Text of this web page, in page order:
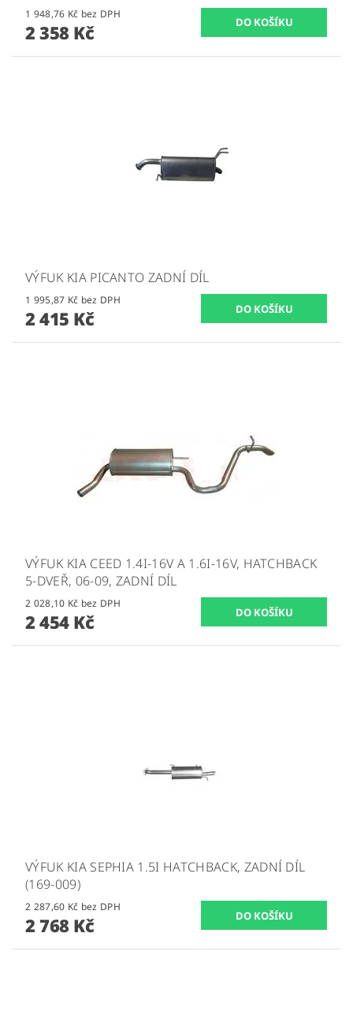
1 948,76 Kč bez DPH
2 358 Kč
VÝFUK KIA PICANTO ZADNÍ DÍL
1 995,87 Kč bez DPH
2 415 Kč
VÝFUK KIA CEED 1.4I-16V A 1.6I-16V, HATCHBACK
5-DVEŘ, 06-09, ZADNÍ DÍL
2 028,10 Kč bez DPH
2 454 Kč
VÝFUK KIA SEPHIA 1.5I HATCHBACK, ZADNÍ DÍL
(169-009)
2 287,60 Kč bez DPH
2 768 Kč